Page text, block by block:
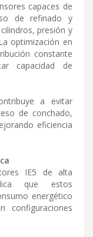
capaces de
de refinado y
presión y
optimización en
constante
capacidad de
a evitar
de conchado,
eficiencia
IE5 de alta
que estos
energético